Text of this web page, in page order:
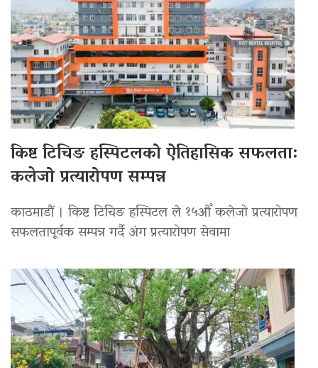
किष्ट टिचिङ हस्पिटलको ऐतिहासिक सफलता:
कलेजो प्रत्यारोपण सम्पन्न
काठमाडौं । किष्ट टिचिङ हस्पिटल ले १५औँ कलेजो प्रत्यारोपण
सफलतापूर्वक सम्पन्न गर्दै अंग प्रत्यारोपण सेवामा